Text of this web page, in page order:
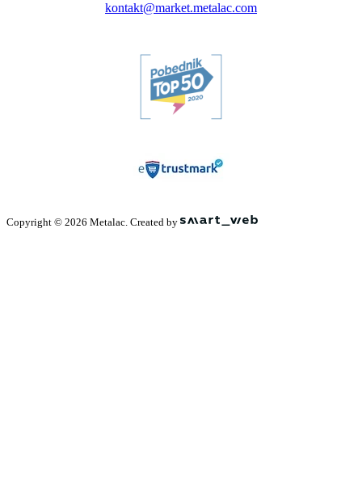
kontakt@market.metalac.com
Copyright © 2026 Metalac. Created by